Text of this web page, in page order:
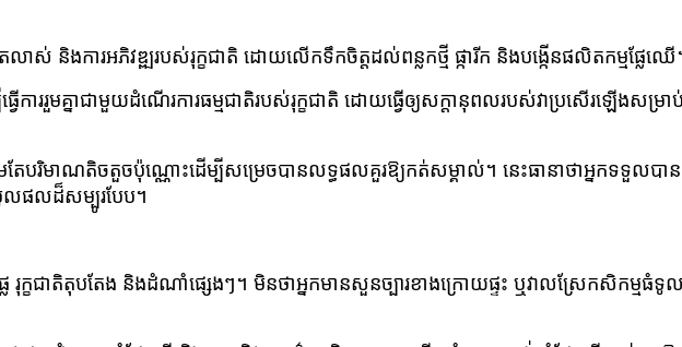
ងការអភិវឌ្ឍរបស់រុក្ខជាតិ ដោយលើកទឹកចិត្តដល់ពន្លកថ្មី ផ្ការីក និងបង្កើនផលិតកម្មផ្លែឈើ
ើការ​រួមគ្នា​ជាមួយ​ដំណើរការ​ធម្មជាតិ​របស់​រុក្ខជាតិ ដោយ​ធ្វើ​ឲ្យ​សក្តានុពល​របស់​វា​ប្រសើរ​ឡើង​
រិមាណតិចតួចប៉ុណ្ណោះដើម្បីសម្រេចបានលទ្ធផលគួរឱ្យកត់សម្គាល់។ នេះធានាថាអ្នកទទួលបាន
មូលផលដ៏សម្បូរបែប។
ែ រុក្ខជាតិតុបតែង និងដំណាំផ្សេងៗ។ មិនថាអ្នកមានសួនច្បារខាងក្រោយផ្ទះ ឬវាលស្រែកសិកម្មធំ